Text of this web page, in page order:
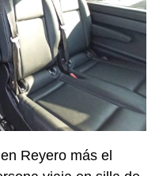
Reyero más el